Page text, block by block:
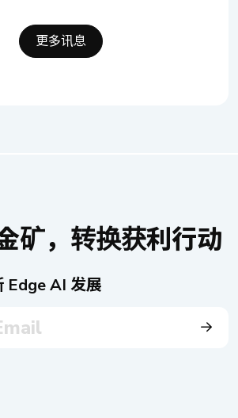
AI-in-a-Box 网络设备，基于最新
处理器（代号 Amston
过单一以太网络线提供电源和数
了灵活性，允许传感器、摄影机
松重新定位，而无需额外的电源，
境中的整体能源效率和可靠性。
DNA 140 由 Intel® 技术驱动，包
指令、Intel® OS Guard、Intel®
术（VT-d）等，提供先进的技术和
采用软件驱动的 Intel®
（Intel® QAT），与传统处
正是为何，若未预先部署具备 5G
，我们便难以期待 5G 网络服务能充
新一代 uCPE 解决方案——
nexCPE™ 将多元硬件资源整合至单
面的资源池，完美支持各式虚拟网
业应用量身打造。其精巧的外型设
1163 搭载 Intel Atom® C3000 处
R），并配备充裕的 64GB
）智能管理资源分配，确保
皆能发挥极致效能。 在灵活的网
的替代方案。在 5G 的推动下，受
完整的连接以及快速、灵活的部
步扩展到各种垂直市场。5G FWA
接的关键推手。 目前，5G FWA
于公共网络，透过无线传输来实现
接。然而，随着 3GPP Release 17
5G 的应用范畴正以前所未有的速
强型行动宽带）、URLLC（超可靠
片、5G TSN（时间敏感网络）、
在各种场景下，灵活建构 5G 专用
工厂、智能制造、智能城市，还是
更多讯息
矿，转换获利行动
Edge AI 发展